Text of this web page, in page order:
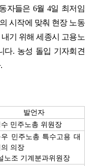
자들은6월4일 최저임
시작에 맞춰 현장 노동
기 위해 세종시 고용노
다. 농성 돌입 기자회견
.
발언자
수 민주노총 위원장
우 민주노총 특수고용 대
의장
노조 기계분과위원장